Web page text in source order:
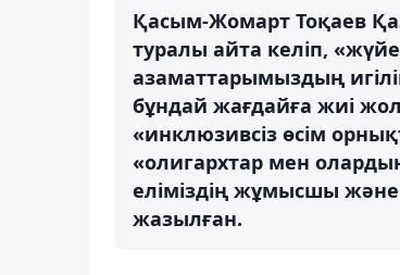
Қасым-Жомарт Тоқаев
туралы айта келіп,
азаматтарымыздың
бұндай жағдайға жиі
«инклюзивсіз өсім
«олигархтар мен
еліміздің жұмысшы және
жазылған.